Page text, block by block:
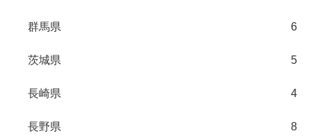
群馬県 6
茨城県 5
長崎県 4
長野県 8